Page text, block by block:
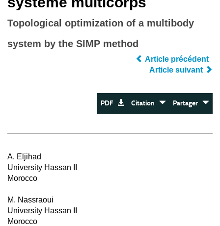
Topological optimization of a multibody
system by the SIMP method
Article précédent
Article suivant
PDF Citation Partager
A. Eljihad
University Hassan II
Morocco
M. Nassraoui
University Hassan II
Morocco